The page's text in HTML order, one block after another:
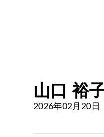
山口 裕
2026年02月20日